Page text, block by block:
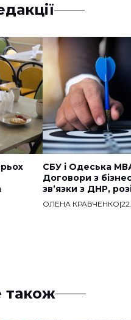
СБУ і Одеська
Договори з
звʼязки з ДНР,
ОЛЕНА КРАВЧЕНКО|
також